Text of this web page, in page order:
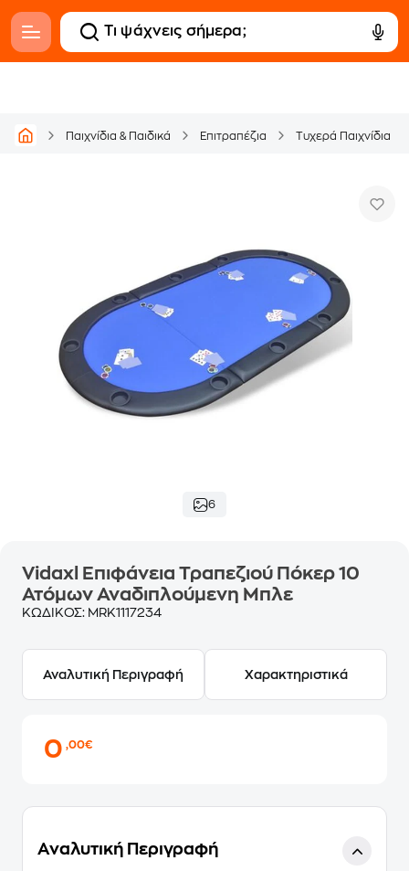
Παιχνίδια & Παιδικά Επιτραπέζια Τυχερά Παιχνίδια
6
Vidaxl Επιφάνεια Τραπεζιού Πόκερ 10
Ατόμων Αναδιπλούμενη Μπλε
ΚΩΔΙΚΟΣ: MRK1117234
Αναλυτική Περιγραφή Χαρακτηριστικά
0,00€
Αναλυτική Περιγραφή